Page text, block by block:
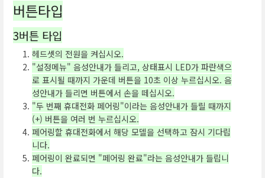
버튼타입
3버튼 타입
헤드셋의 전원을 켜십시오.
"설정메뉴" 음성안내가 들리고, 상태표시 LED가 파란색으
로 표시될 때까지 가운데 버튼을 10초 이상 누르십시오. 음
성안내가 들리면 버튼에서 손을 떼십시오.
"두 번째 휴대전화 페어링"이라는 음성안내가 들릴 때까지
(+) 버튼을 여러 번 누르십시오.
페어링할 휴대전화에서 해당 모델을 선택하고 잠시 기다립
니다.
페어링이 완료되면 "페어링 완료"라는 음성안내가 들립니
다.